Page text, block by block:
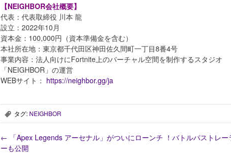
【NEIGHBOR会社概要】
代表：代表取締役 川本 龍
設立：2022年10月
資本金：100,000円（資本準備金を含む）
本社所在地：東京都千代田区神田佐久間町一丁目8番4号
事業内容：法人向けにFortnite上のバーチャル空間を制作するスタジオ
「NEIGHBOR」の運営
WEBサイト： https://neighbor.gg/ja
, タグ: NEIGHBOR
← 「Apex Legends アーセナル」がついにローンチ ！バトルパストレー
ーも公開